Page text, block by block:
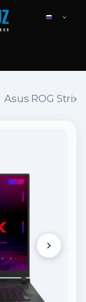
Asus ROG Strix